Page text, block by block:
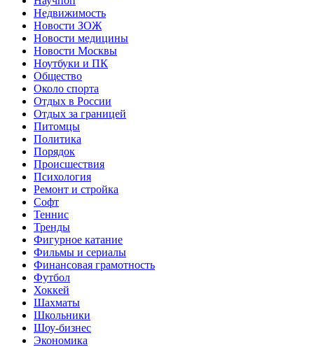
Недвижимость
Новости ЗОЖ
Новости медицины
Новости Москвы
Ноутбуки и ПК
Общество
Около спорта
Отдых в России
Отдых за границей
Питомцы
Политика
Порядок
Происшествия
Психология
Ремонт и стройка
Софт
Теннис
Тренды
Фигурное катание
Фильмы и сериалы
Финансовая грамотность
Футбол
Хоккей
Шахматы
Школьники
Шоу-бизнес
Экономика